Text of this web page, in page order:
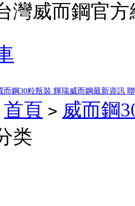
灣威而鋼官方
而鋼30粒瓶裝 輝瑞威而鋼最新資訊
首頁 > 威而鋼
类